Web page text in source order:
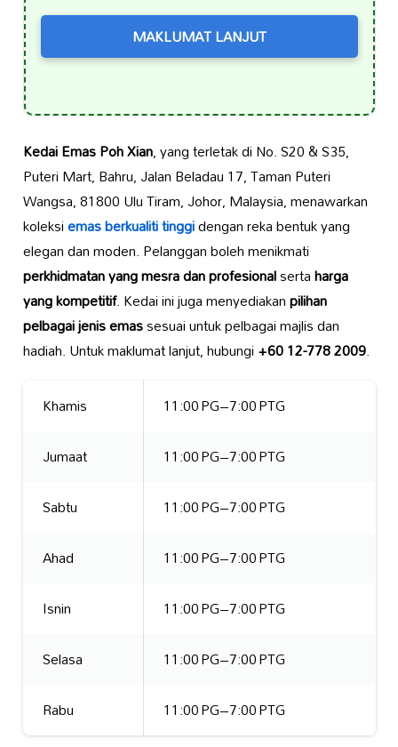
MAKLUMAT LANJUT
Kedai Emas Poh Xian, yang terletak di No. S20 & S35,
Puteri Mart, Bahru, Jalan Beladau 17, Taman Puteri
Wangsa, 81800 Ulu Tiram, Johor, Malaysia, menawarkan
koleksiemas berkualiti tinggidengan reka bentuk yang
elegan dan moden. Pelanggan boleh menikmati
perkhidmatan yang mesra dan profesionalsertaharga
yang kompetitif. Kedai ini juga menyediakanpilihan
pelbagai jenis emassesuai untuk pelbagai majlis dan
hadiah. Untuk maklumat lanjut, hubungi+60 12-778 2009.
Khamis
11:00 PG–7:00 PTG
Jumaat
11:00 PG–7:00 PTG
Sabtu
11:00 PG–7:00 PTG
Ahad
11:00 PG–7:00 PTG
Isnin
11:00 PG–7:00 PTG
Selasa
11:00 PG–7:00 PTG
Rabu
11:00 PG–7:00 PTG